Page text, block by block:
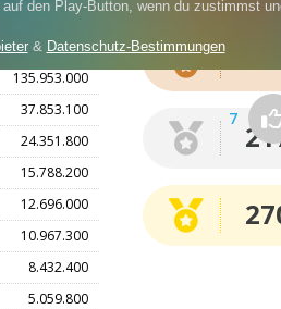
7
274.725.000
135.953.000
37.853.100
24.351.800
15.788.200
12.696.000
10.967.300
8.432.400
5.059.800